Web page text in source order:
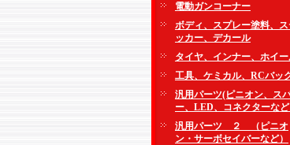
電動ガンコーナー
ボディ、スプレー塗料、
ッカー、デカール
タイヤ、インナー、ホイ
工具、ケミカル、RCバッ
汎用パーツ(ピニオン、ス
ー、LED、コネクターなど
汎用パーツ ２ （ピニオ
ン・サーボセイバーなど）